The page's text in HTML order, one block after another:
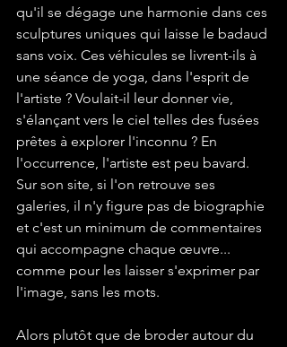
qu'il se dégage une harmonie dans ces
sculptures uniques qui laisse le badaud
sans voix. Ces véhicules se livrent-ils à
une séance de yoga, dans l'esprit de
l'artiste ? Voulait-il leur donner vie,
s'élançant vers le ciel telles des fusées
prêtes à explorer l'inconnu ? En
l'occurrence, l'artiste est peu bavard.
Sur son site, si l'on retrouve ses
galeries, il n'y figure pas de biographie
et c'est un minimum de commentaires
qui accompagne chaque œuvre...
comme pour les laisser s'exprimer par
l'image, sans les mots.
Alors plutôt que de broder autour du